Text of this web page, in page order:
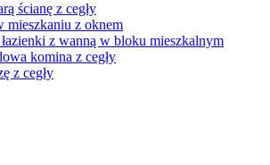
ścianę z cegły
mieszkaniu z oknem
łazienki z wanną w bloku mieszkalnym
komina z cegły
z cegły